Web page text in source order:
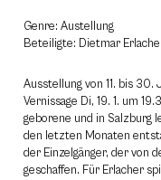
Genre: Austellung
Beteiligte: Dietmar
Ausstellung von 11. bis 30.
Vernissage Di, 19. 1. um
geborene und in Salzburg
den letzten Monaten
der Einzelgänger, der von
geschaffen. Für Erlacher